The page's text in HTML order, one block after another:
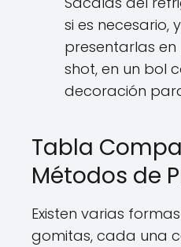
si es necesario,
presentarlas
shot, en un bol
decoración
Tabla
Métodos de
Existen varias
gomitas, cada una